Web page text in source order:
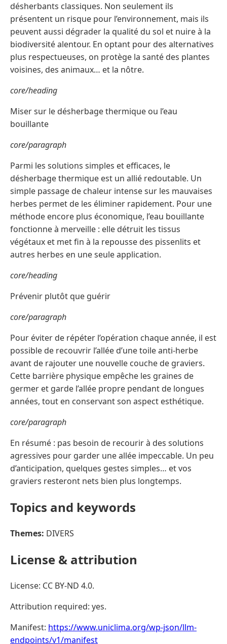
désherbants classiques. Non seulement ils
présentent un risque pour l’environnement, mais ils
peuvent aussi dégrader la qualité du sol et nuire à la
biodiversité alentour. En optant pour des alternatives
plus respectueuses, on protège la santé des plantes
voisines, des animaux… et la nôtre.
core/heading
Miser sur le désherbage thermique ou l’eau
bouillante
core/paragraph
Parmi les solutions simples et efficaces, le
désherbage thermique est un allié redoutable. Un
simple passage de chaleur intense sur les mauvaises
herbes permet de les éliminer rapidement. Pour une
méthode encore plus économique, l’eau bouillante
fonctionne à merveille : elle détruit les tissus
végétaux et met fin à la repousse des pissenlits et
autres herbes en une seule application.
core/heading
Prévenir plutôt que guérir
core/paragraph
Pour éviter de répéter l’opération chaque année, il est
possible de recouvrir l’allée d’une toile anti-herbe
avant de rajouter une nouvelle couche de graviers.
Cette barrière physique empêche les graines de
germer et garde l’allée propre pendant de longues
années, tout en conservant son aspect esthétique.
core/paragraph
En résumé : pas besoin de recourir à des solutions
agressives pour garder une allée impeccable. Un peu
d’anticipation, quelques gestes simples… et vos
graviers resteront nets bien plus longtemps.
Topics and keywords
Themes: DIVERS
License & attribution
License: CC BY-ND 4.0.
Attribution required: yes.
Manifest: https://www.uniclima.org/wp-json/llm-
endpoints/v1/manifest